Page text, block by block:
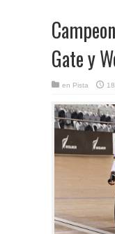
Gate y
en Pista